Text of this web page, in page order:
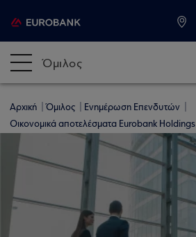
Όμιλος
Αρχική Όμιλος
Ενημέρωση Επενδυτών
Οικονομικά αποτελέσματα Eurobank Holdings